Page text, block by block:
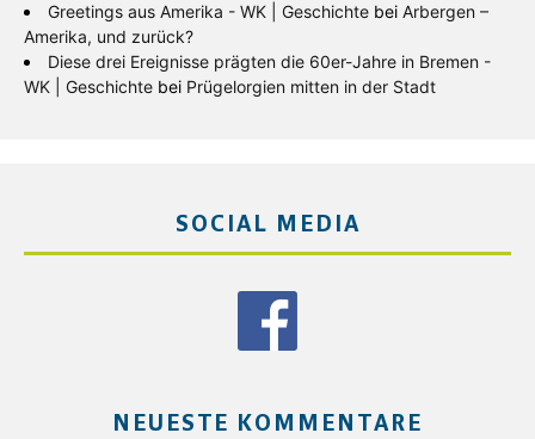
Greetings aus Amerika - WK | Geschichte bei Arbergen –
Amerika, und zurück?
Diese drei Ereignisse prägten die 60er-Jahre in Bremen -
WK | Geschichte bei Prügelorgien mitten in der Stadt
SOCIAL MEDIA
NEUESTE KOMMENTARE